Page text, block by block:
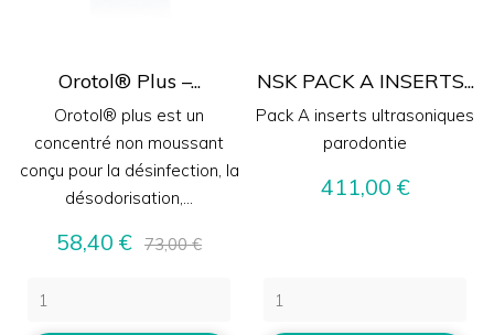
Orotol® Plus –...
Orotol® plus est un
concentré non moussant
conçu pour la désinfection, la
désodorisation,...
Prix
58,40 € Prix
73,00 €
NSK PACK A INSERTS...
Pack A inserts ultrasoniques
parodontie
Prix
411,00 €